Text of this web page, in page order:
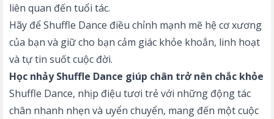
liên quan đến tuổi tác.
Hãy để Shuffle Dance điều chỉnh mạnh mẽ hệ cơ xương
của bạn và giữ cho bạn cảm giác khỏe khoắn, linh hoạt
và tự tin suốt cuộc đời.
Học nhảy Shuffle Dance giúp chân trở nên chắc khỏe
Shuffle Dance, nhịp điệu tươi trẻ với những động tác
chân nhanh nhẹn và uyển chuyển, mang đến một cuộc